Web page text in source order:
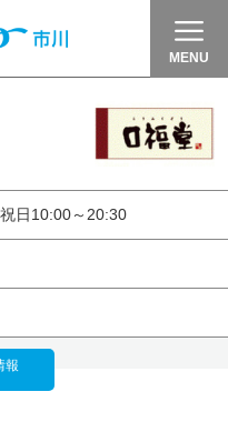
MENU
日10:00～20:30
報